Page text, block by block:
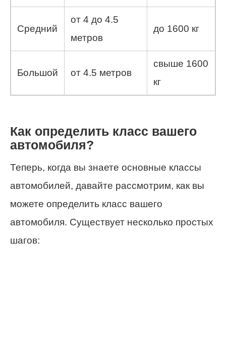
Средний
от 4 до 4.5
метров
до 1600 кг
Большой от 4.5 метров
свыше 1600
кг
Как определить класс вашего
автомобиля?
Теперь, когда вы знаете основные классы
автомобилей, давайте рассмотрим, как вы
можете определить класс вашего
автомобиля. Существует несколько простых
шагов: